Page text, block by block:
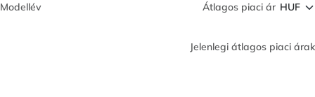
Modellév Átlagos piaci ár
Jelenlegi átlagos piaci árak